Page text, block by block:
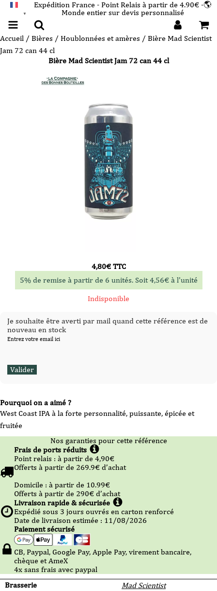
▼
Expédition France - Point Relais à partir de 4.90€ -🌎
Monde entier sur devis personnalisé
Accueil / Bières / Houblonnées et amères / Bière Mad Scientist
Jam 72 can 44 cl
Bière Mad Scientist Jam 72 can 44 cl
Pourquoi on a aimé ?
West Coast IPA à la forte personnalité, puissante, épicée et
fruitée
Brasserie
Mad Scientist
4,80€TTC
5% de remise à partir de 6 unités. Soit4,56€à l'unité
Indisponible
Je souhaite être averti par mail quand cette référence est de
nouveau en stock
Entrez votre email ici
Nos garanties pour cette référence
Frais de ports réduits
Point relais : à partir de 4,90€
Offerts à partir de 269.9€ d’achat
Domicile : à partir de 10.99€
Offerts à partir de 290€ d’achat
Livraison rapide & sécurisée
Expédié sous 3 jours ouvrés en carton renforcé
Date de livraison estimée : 11/08/2026
Paiement sécurisé
CB, Paypal, Google Pay, Apple Pay, virement bancaire,
chèque et AmeX
4x sans frais avec paypal